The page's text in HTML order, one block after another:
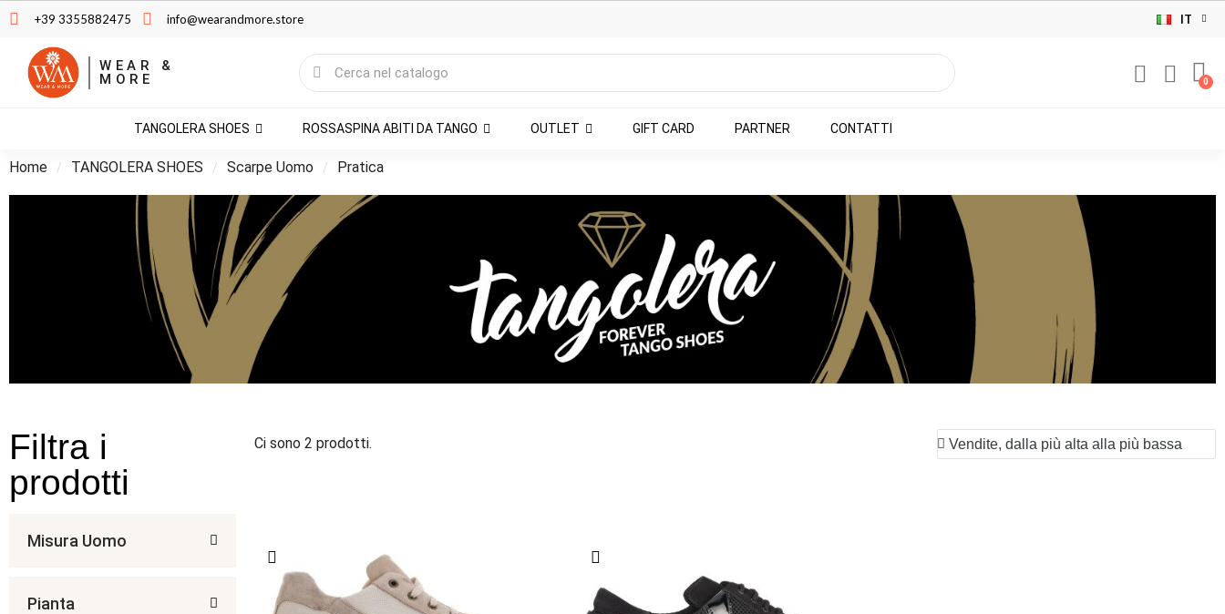
+39 3355882475 info@wearandmore.store IT
WEAR &
MORE
TANGOLERA SHOES ROSSASPINA ABITI DA TANGO OUTLET GIFT CARD PARTNER CONTATTI
Home TANGOLERA SHOES Scarpe Uomo Pratica
Filtra i
prodotti
Misura Uomo
Pianta
Ci sono 2 prodotti.